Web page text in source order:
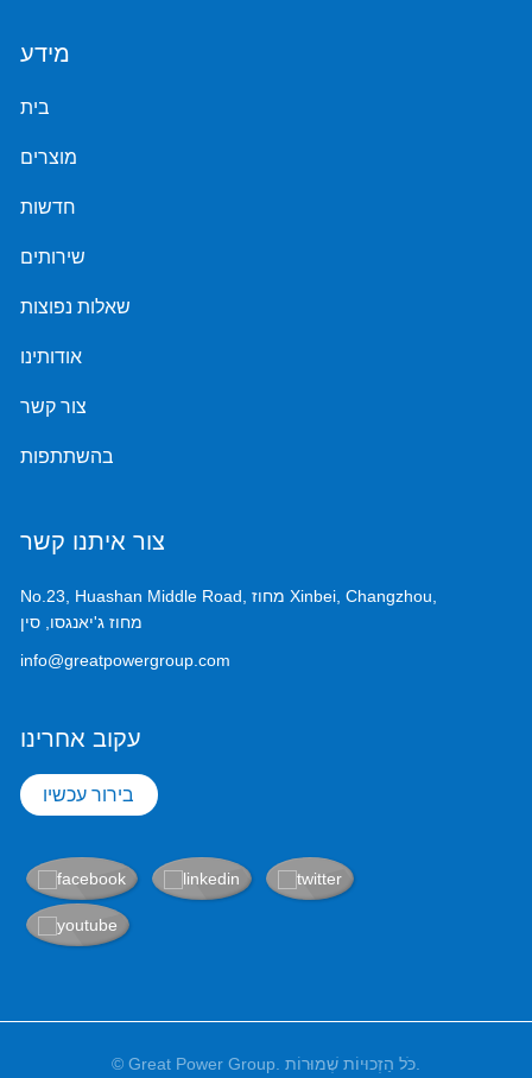
מידע
בית
מוצרים
חדשות
שירותים
שאלות נפוצות
אודותינו
צור קשר
בהשתתפות
צור איתנו קשר
No.23, Huashan Middle Road, מחוז Xinbei, Changzhou,
מחוז ג'יאנגסו, סין
info@greatpowergroup.com
עקוב אחרינו
בירור עכשיו